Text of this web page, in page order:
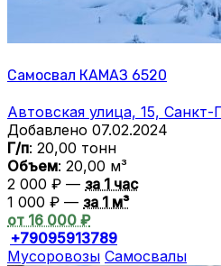
Самосвал КАМАЗ 6520
Автовская улица, 15, Санкт-
Добавлено 07.02.2024
Г/п: 20,00 тонн
Объем: 20,00 м³
2 000 ₽ — за 1 час
1 000 ₽ — за 1 м³
от 16 000 ₽
+79095913789
Мусоровозы Самосвалы